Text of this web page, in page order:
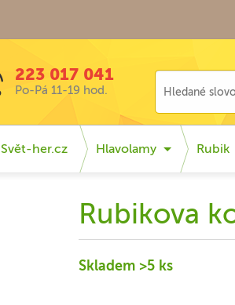
223 017 041
Po-Pá 11-19 hod.
Svět-her.cz Hlavolamy Rubik
Rubikova
Skladem >5 ks